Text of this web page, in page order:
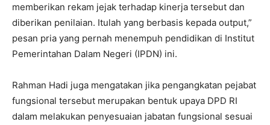
memberikan rekam jejak terhadap kinerja tersebut dan
diberikan penilaian. Itulah yang berbasis kepada output,”
pesan pria yang pernah menempuh pendidikan di Institut
Pemerintahan Dalam Negeri (IPDN) ini.
Rahman Hadi juga mengatakan jika pengangkatan pejabat
fungsional tersebut merupakan bentuk upaya DPD RI
dalam melakukan penyesuaian jabatan fungsional sesuai